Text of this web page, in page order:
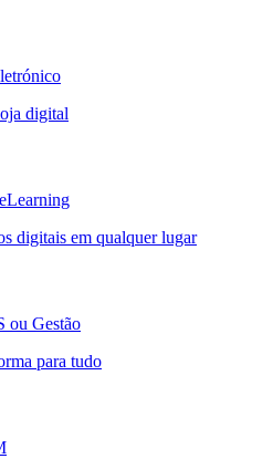
digital
digitais em qualquer lugar
ou Gestão
para tudo